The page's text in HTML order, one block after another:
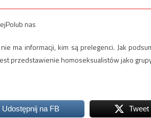
nas
ma informacji, kim są prelegenci. Jak
przedstawienie homoseksualistów jako
Udostępnij na FB Tweet